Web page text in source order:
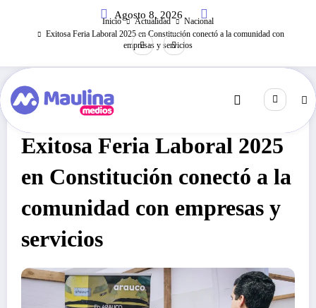
Agosto 8, 2026
Inicio Actualidad
Nacional
Exitosa Feria Laboral 2025 en Constitución conectó a la comunidad con
empresas y servicios
Nacional Octubre 24, 2025
Exitosa Feria Laboral 2025
en Constitución conectó a la
comunidad con empresas y
servicios